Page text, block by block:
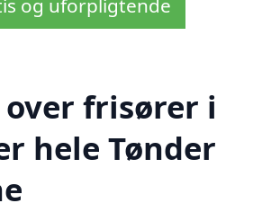
og uforpligtende
frisører i
hele Tønder